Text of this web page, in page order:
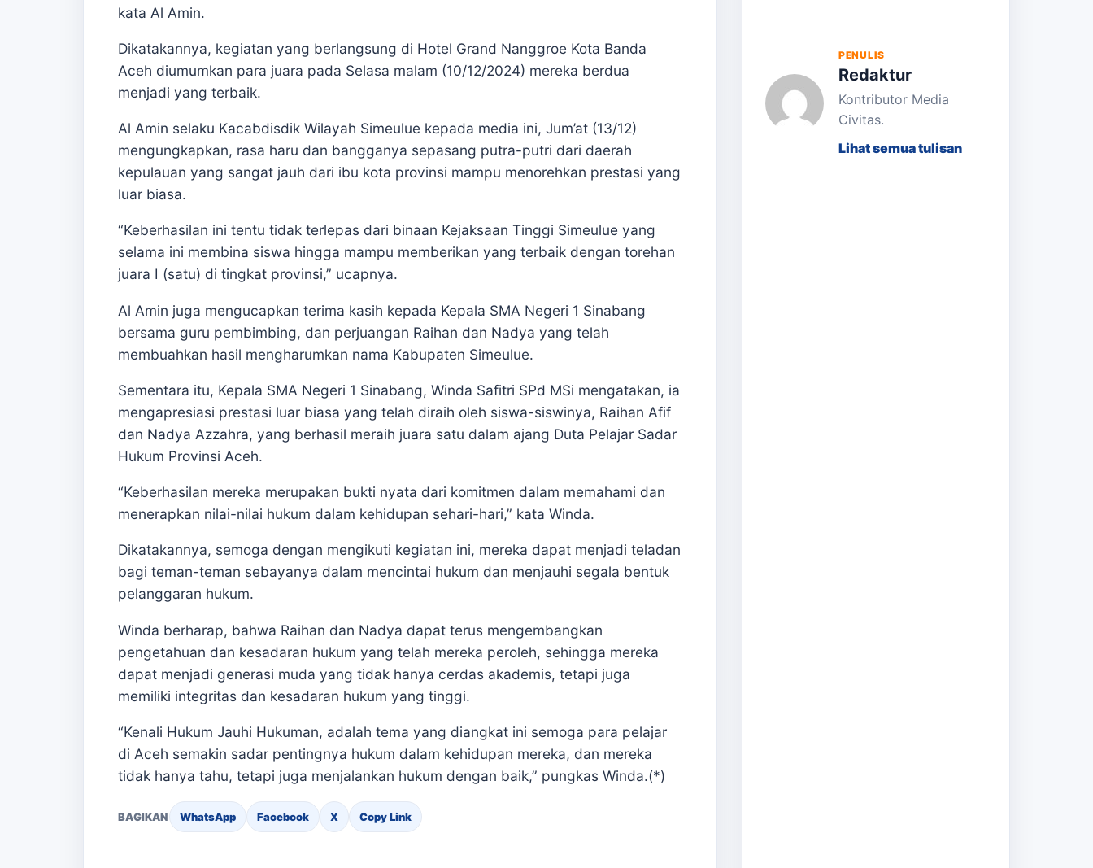
kata Al Amin.
Dikatakannya, kegiatan yang berlangsung di Hotel Grand Nanggroe Kota Banda
Aceh diumumkan para juara pada Selasa malam (10/12/2024) mereka berdua
menjadi yang terbaik.
Al Amin selaku Kacabdisdik Wilayah Simeulue kepada media ini, Jum’at (13/12)
mengungkapkan, rasa haru dan bangganya sepasang putra-putri dari daerah
kepulauan yang sangat jauh dari ibu kota provinsi mampu menorehkan prestasi yang
luar biasa.
“Keberhasilan ini tentu tidak terlepas dari binaan Kejaksaan Tinggi Simeulue yang
selama ini membina siswa hingga mampu memberikan yang terbaik dengan torehan
juara I (satu) di tingkat provinsi,” ucapnya.
Al Amin juga mengucapkan terima kasih kepada Kepala SMA Negeri 1 Sinabang
bersama guru pembimbing, dan perjuangan Raihan dan Nadya yang telah
membuahkan hasil mengharumkan nama Kabupaten Simeulue.
Sementara itu, Kepala SMA Negeri 1 Sinabang, Winda Safitri SPd MSi mengatakan, ia
mengapresiasi prestasi luar biasa yang telah diraih oleh siswa-siswinya, Raihan Afif
dan Nadya Azzahra, yang berhasil meraih juara satu dalam ajang Duta Pelajar Sadar
Hukum Provinsi Aceh.
“Keberhasilan mereka merupakan bukti nyata dari komitmen dalam memahami dan
menerapkan nilai-nilai hukum dalam kehidupan sehari-hari,” kata Winda.
Dikatakannya, semoga dengan mengikuti kegiatan ini, mereka dapat menjadi teladan
bagi teman-teman sebayanya dalam mencintai hukum dan menjauhi segala bentuk
pelanggaran hukum.
Winda berharap, bahwa Raihan dan Nadya dapat terus mengembangkan
pengetahuan dan kesadaran hukum yang telah mereka peroleh, sehingga mereka
dapat menjadi generasi muda yang tidak hanya cerdas akademis, tetapi juga
memiliki integritas dan kesadaran hukum yang tinggi.
“Kenali Hukum Jauhi Hukuman, adalah tema yang diangkat ini semoga para pelajar
di Aceh semakin sadar pentingnya hukum dalam kehidupan mereka, dan mereka
tidak hanya tahu, tetapi juga menjalankan hukum dengan baik,” pungkas Winda.(*)
BAGIKAN WhatsApp Facebook X Copy Link
PENULIS
Redaktur
Kontributor Media
Civitas.
Lihat semua tulisan